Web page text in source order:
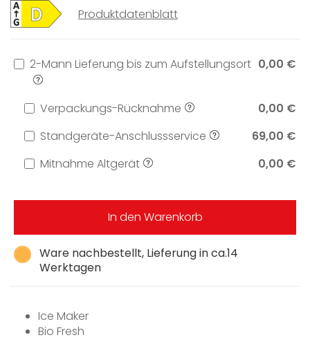
Produktdatenblatt
Ware nachbestellt, Lieferung in ca.14
Werktagen
2-Mann Lieferung bis zum Aufstellungsort 0,00 €
Verpackungs-Rücknahme
0,00 €
Standgeräte-Anschlussservice
69,00 €
Mitnahme Altgerät
0,00 €
In den Warenkorb
Ice Maker
Bio Fresh